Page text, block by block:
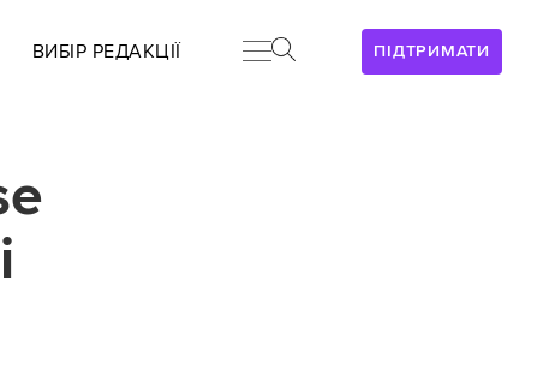
ПІДТРИМАТИ
ВИБІР РЕДАКЦІЇ